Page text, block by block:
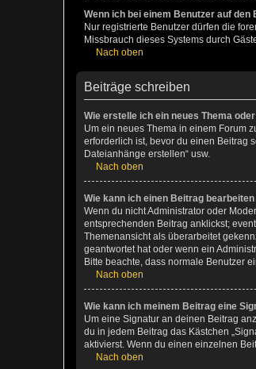
Wenn ich bei einem Benutzer auf
Nur registrierte Benutzer dürfen die
Missbrauch dieses Systems durch
Nach oben
Beiträge schreiben
Wie erstelle ich ein neues Thema
Um ein neues Thema in einem Forum
erforderlich ist, bevor du einen Beitrag
Dateianhänge erstellen“ usw.
Nach oben
Wie kann ich einen Beitrag
Wenn du nicht Administrator oder
entsprechenden Beitrag anklickst;
Themenansicht als überarbeitet
geantwortet hat oder wenn ein
Bitte beachte, dass normale Benutzer
Nach oben
Wie kann ich meinem Beitrag eine
Um eine Signatur an deinen Beitrag
du in jedem Beitrag das Kästchen
aktivierst. Wenn du einen einzelnen
Nach oben